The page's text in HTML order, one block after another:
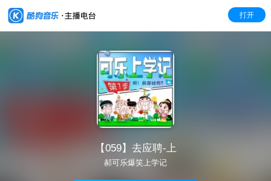
打开
【059】去应聘-上
郝可乐爆笑上学记